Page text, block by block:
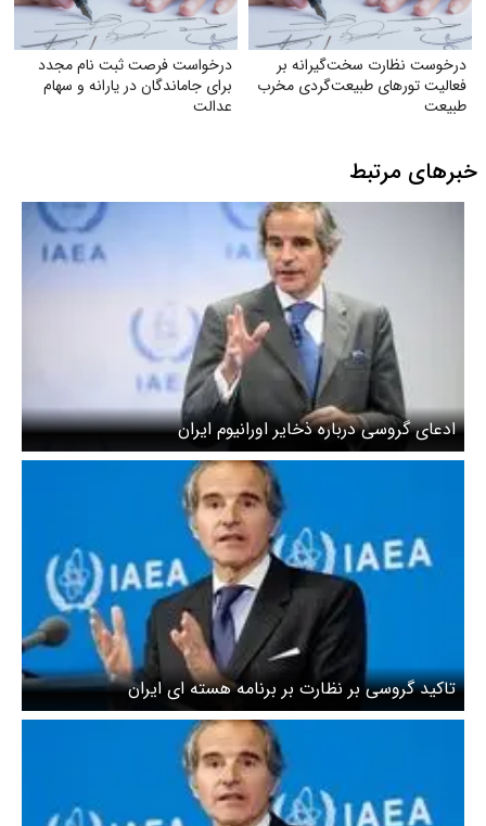
درخوست نظارت سخت‌گیرانه بر
فعالیت تورهای طبیعت‌گردی مخرب
طبیعت
درخواست فرصت ثبت‌ نام مجدد
برای جاماندگان در یارانه و سهام
عدالت
خبرهای مرتبط
ادعای گروسی درباره ذخایر اورانیوم ایران
تاکید گروسی بر نظارت بر برنامه هسته ای ایران